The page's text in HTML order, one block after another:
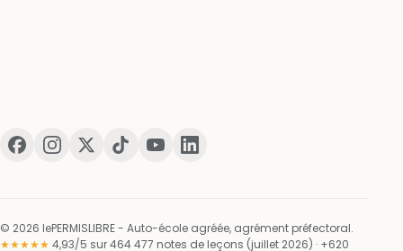
© 2026 lePERMISLIBRE - Auto-école agréée, agrément préfectoral.
★★★★★ 4,93/5 sur 464 477 notes de leçons (juillet 2026) · +620